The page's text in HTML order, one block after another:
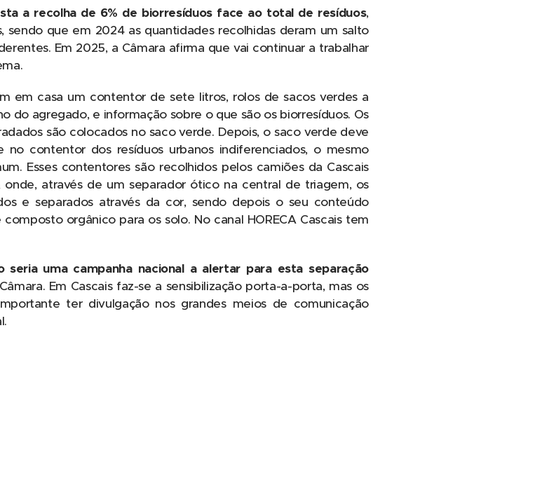
a recolha de 6% de biorresíduos face ao total de resíduos,
que em 2024 as quantidades recolhidas deram um salto
Em 2025, a Câmara afirma que vai continuar a trabalhar
em casa um contentor de sete litros, rolos de sacos verdes a
do agregado, e informação sobre o que são os biorresíduos. Os
são colocados no saco verde. Depois, o saco verde deve
contentor dos resíduos urbanos indiferenciados, o mesmo
Esses contentores são recolhidos pelos camiões da Cascais
através de um separador ótico na central de triagem, os
e separados através da cor, sendo depois o seu conteúdo
orgânico para os solo. No canal HORECA Cascais tem
uma campanha nacional a alertar para esta separação
Em Cascais faz-se a sensibilização porta-a-porta, mas os
ter divulgação nos grandes meios de comunicação